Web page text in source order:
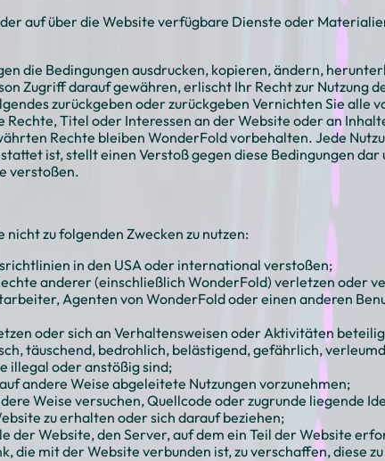
auf über die Website verfügbare Dienste oder
die Bedingungen ausdrucken, kopieren, ändern,
Zugriff darauf gewähren, erlischt Ihr Recht zur Nutzung
zurückgeben oder zurückgeben Vernichten Sie alle
Titel oder Interessen an der Website oder an
Rechte bleiben WonderFold vorbehalten. Jede
ist, stellt einen Verstoß gegen diese Bedingungen dar
verstoßen.
zu folgenden Zwecken zu nutzen:
in den USA oder international verstoßen;
anderer (einschließlich WonderFold) verletzen oder
Agenten von WonderFold oder einen anderen
oder sich an Verhaltensweisen oder Aktivitäten
täuschend, bedrohlich, belästigend, gefährlich,
illegal oder anstößig sind;
andere Weise abgeleitete Nutzungen vorzunehmen;
Weise versuchen, Quellcode oder zugrunde liegende
zu erhalten oder sich darauf beziehen;
der Website, den Server, auf dem ein Teil der Website
die mit der Website verbunden ist, zu verschaffen, diese zu